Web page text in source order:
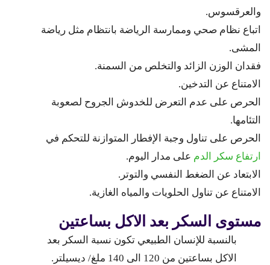
والعرقسوس.
اتباع نظام صحي وممارسة الرياضة بانتظام مثل رياضة
المشى.
فقدان الوزن الزائد والتخلص من السمنة.
الامتناع عن التدخين.
الحرص على عدم التعرض للخدوش الجروح لصعوبة
التئامها.
الحرص على تناول وجبة الإفطار المتوازنة للتحكم في
ارتفاع سكر الدم على مدار اليوم.
الابتعاد عن الضغط النفسي والتوتر.
الامتناع عن تناول الحلويات والمياه الغازية.
مستوى السكر بعد الاكل بساعتين
بالنسبة للإنسان الطبيعي تكون نسبة السكر بعد
الاكل بساعتين من 120 الى 140 ملغ/ ديسيلتر.